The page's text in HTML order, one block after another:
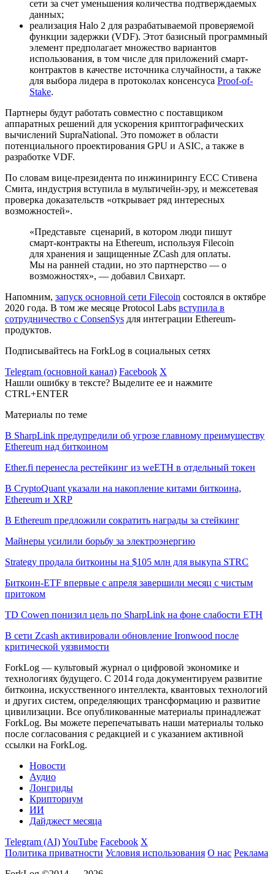
сети за счет уменьшения количества подтверждаемых
данных;
реализация Halo 2 для разрабатываемой проверяемой
функции задержки (VDF). Этот базисный программный
элемент предполагает множество вариантов
использования, в том числе для приложений смарт-
контрактов в качестве источника случайности, а также
для выбора лидера в протоколах консенсуса Proof-of-
Stake.
Партнеры будут работать совместно с поставщиком
аппаратных решений для ускорения криптографических
вычислений SupraNational. Это поможет в области
потенциального проектирования GPU и ASIC, а также в
разработке VDF.
По словам вице-президента по инжинирингу ЕСС Стивена
Смита, индустрия вступила в мультичейн-эру, и межсетевая
проверка доказательств «открывает ряд интересных
возможностей».
«Представьте сценарий, в котором люди пишут
смарт-контракты на Ethereum, используя Filecoin
для хранения и защищенные ZCash для оплаты.
Мы на ранней стадии, но это партнерство — о
возможностях», — добавил Свихарт.
Напомним, запуск основной сети Filecoin состоялся в октябре
2020 года. В том же месяце Protocol Labs вступила в
сотрудничество с ConsenSys для интеграции Ethereum-
продуктов.
Подписывайтесь на ForkLog в социальных сетях
Telegram (основной канал) Facebook X
Нашли ошибку в тексте? Выделите ее и нажмите
CTRL+ENTER
Материалы по теме
В SharpLink предупредили об угрозе главному преимуществу
Ethereum над биткоином
Ether.fi перенесла рестейкинг из weETH в отдельный токен
В CryptoQuant указали на накопление китами биткоина,
Ethereum и XRP
В Ethereum предложили сократить награды за стейкинг
Майнеры усилили борьбу за электроэнергию
Strategy продала биткоины на $105 млн для выкупа STRC
Биткоин-ETF впервые с апреля завершили месяц с чистым
притоком
TD Cowen понизил цель по SharpLink на фоне слабости ETH
В сети Zcash активировали обновление Ironwood после
критической уязвимости
ForkLog — культовый журнал о цифровой экономике и
технологиях будущего. С 2014 года документируем развитие
биткоина, искусственного интеллекта, квантовых технологий
и других систем, определяющих трансформацию и развитие
цивилизации. Все опубликованные материалы принадлежат
ForkLog. Вы можете перепечатывать наши материалы только
после согласования с редакцией и с указанием активной
ссылки на ForkLog.
Новости
Аудио
Лонгриды
Крипториум
ИИ
Дайджест месяца
Telegram (AI)YouTube Facebook X
Политика приватности Условия использования О нас Реклама